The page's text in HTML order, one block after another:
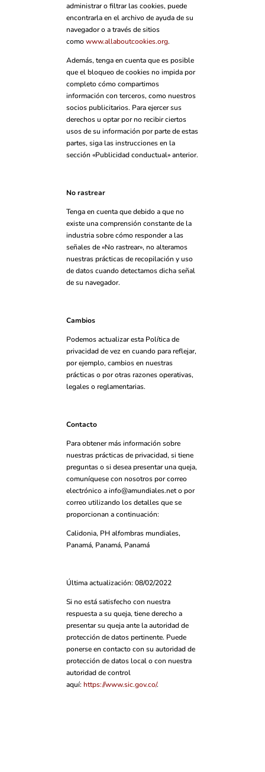
administrar o filtrar las cookies, puede
encontrarla en el archivo de ayuda de su
navegador o a través de sitios
comowww.allaboutcookies.org.
Además, tenga en cuenta que es posible
que el bloqueo de cookies no impida por
completo cómo compartimos
información con terceros, como nuestros
socios publicitarios. Para ejercer sus
derechos u optar por no recibir ciertos
usos de su información por parte de estas
partes, siga las instrucciones en la
sección «Publicidad conductual» anterior.
No rastrear
Tenga en cuenta que debido a que no
existe una comprensión constante de la
industria sobre cómo responder a las
señales de «No rastrear», no alteramos
nuestras prácticas de recopilación y uso
de datos cuando detectamos dicha señal
de su navegador.
Cambios
Podemos actualizar esta Política de
privacidad de vez en cuando para reflejar,
por ejemplo, cambios en nuestras
prácticas o por otras razones operativas,
legales o reglamentarias.
Contacto
Para obtener más información sobre
nuestras prácticas de privacidad, si tiene
preguntas o si desea presentar una queja,
comuníquese con nosotros por correo
electrónico ainfo@amundiales.neto por
correo utilizando los detalles que se
proporcionan a continuación:
Calidonia, PH alfombras mundiales,
Panamá, Panamá, Panamá
Última actualización: 08/02/2022
Si no está satisfecho con nuestra
respuesta a su queja, tiene derecho a
presentar su queja ante la autoridad de
protección de datos pertinente. Puede
ponerse en contacto con su autoridad de
protección de datos local o con nuestra
autoridad de control
aquí:https://www.sic.gov.co/.